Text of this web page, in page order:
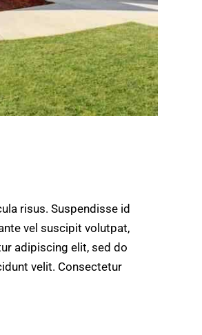
risus. Suspendisse id
vel suscipit volutpat,
adipiscing elit, sed do
velit. Consectetur